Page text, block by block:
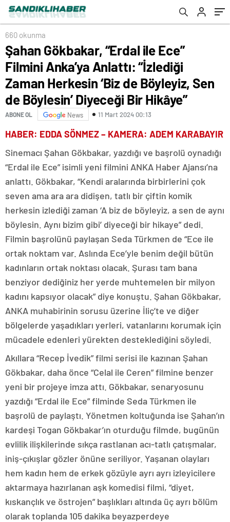
de Böyleyiz, Sen de Böylesin’ Diyeceği Bir
Hikâye”
660 okunma
Şahan Gökbakar, “Erdal ile Ece”
Filmini Anka’ya Anlattı: “İzlediği
Zaman Herkesin ‘Biz de Böyleyiz, Sen
de Böylesin’ Diyeceği Bir Hikâye”
ABONE OL News 11 Mart 2024 00:13
HABER: EDDA SÖNMEZ – KAMERA: ADEM KARABAYIR
Sinemacı Şahan Gökbakar, yazdığı ve başrolü oynadığı
“Erdal ile Ece” isimli yeni filmini ANKA Haber Ajansı’na
anlattı. Gökbakar, “Kendi aralarında birbirlerini çok
seven ama ara ara didişen, tatlı bir çiftin komik
herkesin izlediği zaman ‘A biz de böyleyiz, a sen de aynı
böylesin. Aynı bizim gibi’ diyeceği bir hikaye” dedi.
Filmin başrolünü paylaşan Seda Türkmen de “Ece ile
ortak noktam var. Aslında Ece’yle benim değil bütün
kadınların ortak noktası olacak. Şurası tam bana
benziyor dediğiniz her yerde muhtemelen bir milyon
kadını kapsıyor olacak” diye konuştu. Şahan Gökbakar,
ANKA muhabirinin sorusu üzerine İliç’te ve diğer
bölgelerde yaşadıkları yerleri, vatanlarını korumak için
mücadele edenleri yürekten desteklediğini söyledi.
Akıllara “Recep İvedik” filmi serisi ile kazınan Şahan
Gökbakar, daha önce “Celal ile Ceren” filmine benzer
yeni bir projeye imza attı. Gökbakar, senaryosunu
yazdığı “Erdal ile Ece” filminde Seda Türkmen ile
başrolü de paylaştı. Yönetmen koltuğunda ise Şahan’ın
kardeşi Togan Gökbakar’ın oturduğu filmde, bugünün
evlilik ilişkilerinde sıkça rastlanan acı-tatlı çatışmalar,
iniş-çıkışlar gözler önüne seriliyor. Yaşanan olayları
hem kadın hem de erkek gözüyle ayrı ayrı izleyicilere
aktarmaya hazırlanan aşk komedisi filmi, “diyet,
kıskançlık ve östrojen” başlıkları altında üç ayrı bölüm
olarak toplanda 105 dakika beyazperdeye